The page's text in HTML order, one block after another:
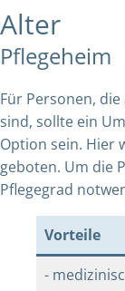
Alter
Pflegeheim
Für Personen,
sind, sollte ein
Option sein. Hier
geboten. Um die
Pflegegrad
Vorteile
-